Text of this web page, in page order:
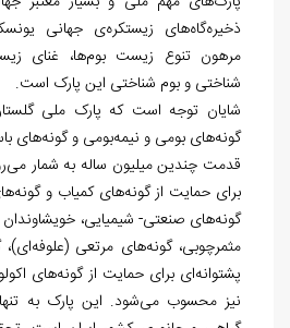
ذخیره‏‌گاههای زیست‏کرهی جهانی
مرهون تنوع زیست بومها، غنای
شناختی و بوم شناختی این پارک است.
شایان توجه است که پارک ملی
گونههای بومی و نیمه‏‌بومی و گونههای
قدمت چندین میلیون ساله به شمار می
برای حمایت از گونههای کمیاب و گونه
گونههای صنعتی- شیمیایی،
مثمرچوبی، گونههای مرتعی (علوفهای)،
پشتوانهای برای حمایت از گونههای
نیز محسوب میشود. این پارک به